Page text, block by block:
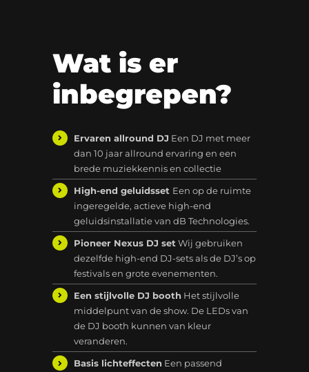
Wat is er
inbegrepen?
Ervaren allround DJ Een DJ met meer
dan 10 jaar allround ervaring en een
brede muziekkennis en collectie
High-end geluidsset Een op de ruimte
ingeregelde, actieve high-end
geluidsinstallatie van dB Technologies.
Pioneer Nexus DJ set Wij gebruiken
dezelfde high-end DJ-sets als de DJ’s op
festivals en grote evenementen.
Een stijlvolle DJ booth Het stijlvolle
middelpunt van de show. De LEDs van
de DJ booth kunnen van kleur
veranderen.
Basis lichteffecten Een passend